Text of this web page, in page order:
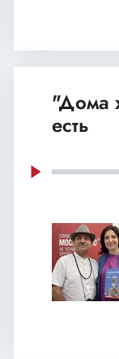
"Дома
есть